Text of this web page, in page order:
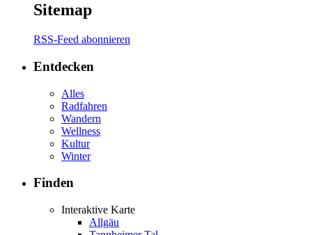
Sitemap
RSS-Feed abonnieren
Entdecken
Alles
Radfahren
Wandern
Wellness
Kultur
Winter
Finden
Interaktive Karte
Allgäu